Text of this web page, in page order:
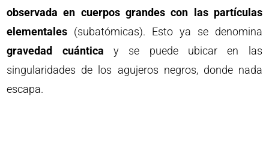
observada en cuerpos grandes con las partículas
elementales (subatómicas). Esto ya se denomina
gravedad cuántica y se puede ubicar en las
singularidades de los agujeros negros, donde nada
escapa.